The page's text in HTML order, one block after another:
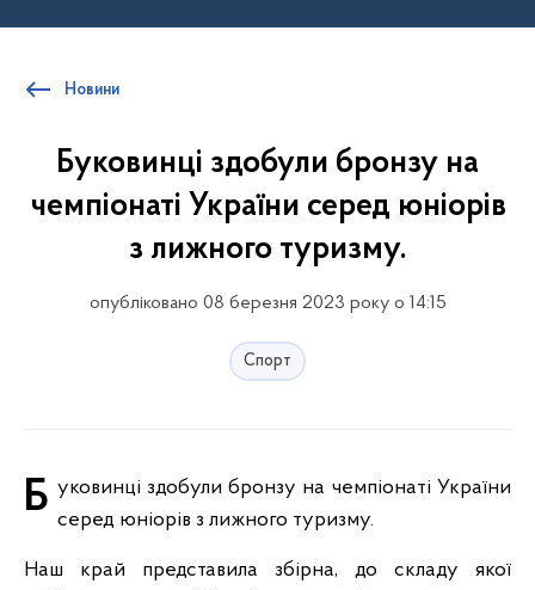
Новини
Буковинці здобули бронзу на
чемпіонаті України серед юніорів
з лижного туризму.
опубліковано 08 березня 2023 року о 14:15
Спорт
Буковинці здобули бронзу на чемпіонаті України серед юніорів з лижного туризму.
Наш край представила збірна, до складу якої